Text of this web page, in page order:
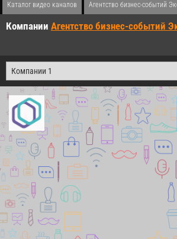
Каталог видео каналов Агентство бизнес-событий
Компании Агентство бизнес-событий